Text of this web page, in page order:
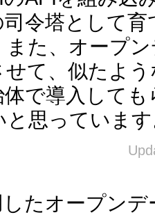
司令塔として
また、オープ
せて、似たよ
体で導入して
と思っていま
したオープンデ